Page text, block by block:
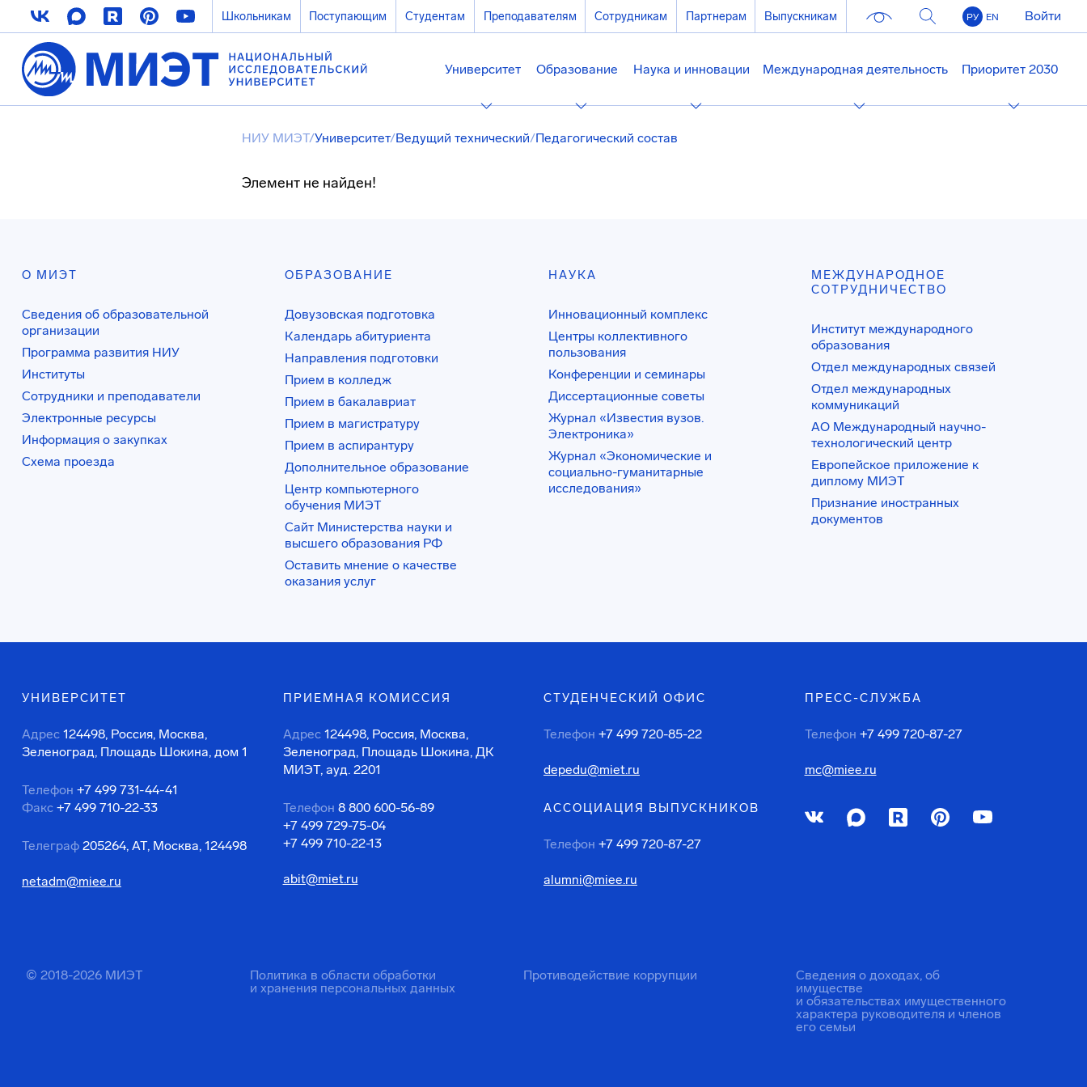
Школьникам Поступающим Студентам Преподавателям Сотрудникам Партнерам Выпускникам РУ EN Войти
Университет Образование Наука и инновации Международная деятельность Приоритет 2030
НИУ МИЭТ/Университет/Ведущий технический/Педагогический состав
Элемент не найден!
О МИЭТ
Сведения об образовательной
организации
Программа развития НИУ
Институты
Сотрудники и преподаватели
Электронные ресурсы
Информация о закупках
Схема проезда
ОБРАЗОВАНИЕ
Довузовская подготовка
Календарь абитуриента
Направления подготовки
Прием в колледж
Прием в бакалавриат
Прием в магистратуру
Прием в аспирантуру
Дополнительное образование
Центр компьютерного
обучения МИЭТ
Сайт Министерства науки и
высшего образования РФ
Оставить мнение о качестве
оказания услуг
НАУКА
Инновационный комплекс
Центры коллективного
пользования
Конференции и семинары
Диссертационные советы
Журнал «Известия вузов.
Электроника»
Журнал «Экономические и
социально-гуманитарные
исследования»
МЕЖДУНАРОДНОЕ
СОТРУДНИЧЕСТВО
Институт международного
образования
Отдел международных связей
Отдел международных
коммуникаций
АО Международный научно-
технологический центр
Европейское приложение к
диплому МИЭТ
Признание иностранных
документов
УНИВЕРСИТЕТ
Адрес 124498, Россия, Москва,
Зеленоград, Площадь Шокина, дом 1
Телефон +7 499 731-44-41
Факс +7 499 710-22-33
Телеграф 205264, АТ, Москва, 124498
netadm@miee.ru
ПРИЕМНАЯ КОМИССИЯ
Адрес 124498, Россия, Москва,
Зеленоград, Площадь Шокина, ДК
МИЭТ, ауд. 2201
Телефон 8 800 600-56-89
+7 499 729-75-04
+7 499 710-22-13
abit@miet.ru
СТУДЕНЧЕСКИЙ ОФИС
Телефон +7 499 720-85-22
depedu@miet.ru
АССОЦИАЦИЯ ВЫПУСКНИКОВ
Телефон +7 499 720-87-27
alumni@miee.ru
ПРЕСС-СЛУЖБА
Телефон +7 499 720-87-27
mc@miee.ru
© 2018-2026 МИЭТ
Политика в области обработки
и хранения персональных данных
Противодействие коррупции
Сведения о доходах, об
имуществе
и обязательствах имущественного
характера руководителя и членов
его семьи